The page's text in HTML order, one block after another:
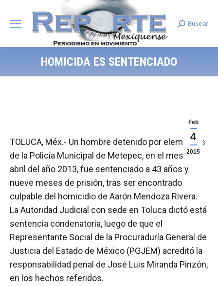
Search:
Buscar
HOMICIDA ES SENTENCIADO
Feb
4
2015
TOLUCA, Méx.- Un hombre detenido por elementos
de la Policía Municipal de Metepec, en el mes de
abril del año 2013, fue sentenciado a 43 años y
nueve meses de prisión, tras ser encontrado
culpable del homicidio de Aarón Mendoza Rivera.
La Autoridad Judicial con sede en Toluca dictó está
sentencia condenatoria, luego de que el
Representante Social de la Procuraduría General de
Justicia del Estado de México (PGJEM) acreditó la
responsabilidad penal de José Luis Miranda Pinzón,
en los hechos referidos.